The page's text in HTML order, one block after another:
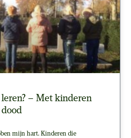
– Met kinderen
mijn hart. Kinderen die